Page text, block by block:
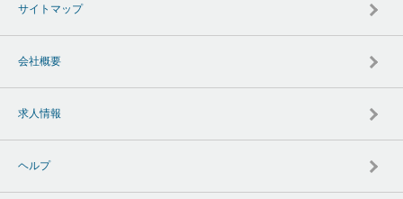
サイトマップ
会社概要
求人情報
ヘルプ